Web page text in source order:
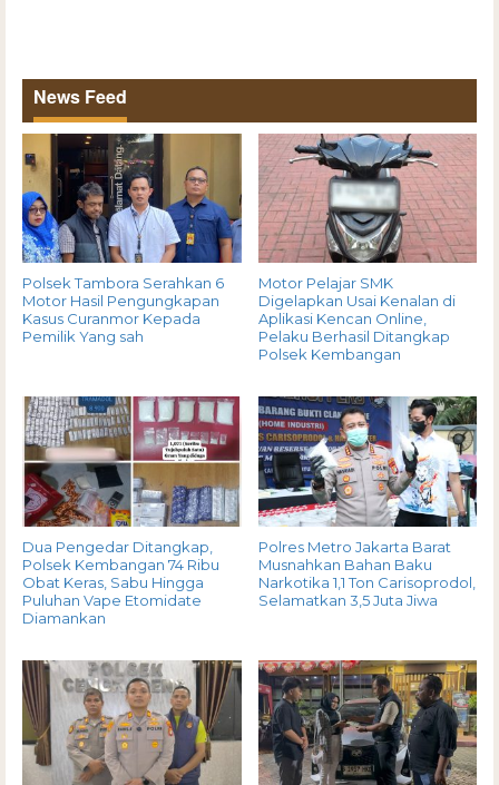
News Feed
Polsek Tambora Serahkan 6
Motor Hasil Pengungkapan
Kasus Curanmor Kepada
Pemilik Yang sah
Motor Pelajar SMK
Digelapkan Usai Kenalan di
Aplikasi Kencan Online,
Pelaku Berhasil Ditangkap
Polsek Kembangan
Dua Pengedar Ditangkap,
Polsek Kembangan 74 Ribu
Obat Keras, Sabu Hingga
Puluhan Vape Etomidate
Diamankan
Polres Metro Jakarta Barat
Musnahkan Bahan Baku
Narkotika 1,1 Ton Carisoprodol,
Selamatkan 3,5 Juta Jiwa